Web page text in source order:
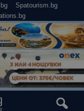
Spatourism.bg